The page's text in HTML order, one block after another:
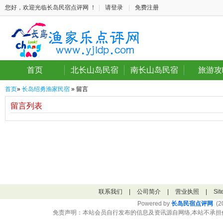
您好，欢迎光临长岛民宿点评网 ！ 请登录 免费注册
首页 北长山岛民宿 南长山岛民宿 旅游
首页» 长岛绍勇渔家民宿 » 留言
留言列表
联系我们 公司简介 营业执照
Powered by 长岛民宿点评网
免责声明：本站会员自行发布的信息及资讯源自网络,本站不承